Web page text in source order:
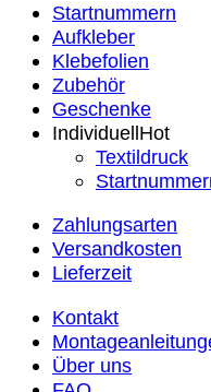
Startnummern
Aufkleber
Klebefolien
Zubehör
Geschenke
Individuell
Textildruck
Zahlungsarten
Versandkosten
Lieferzeit
Kontakt
Über uns